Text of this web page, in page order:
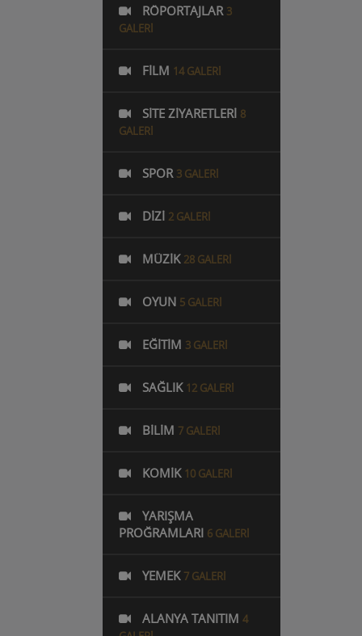
RÖPORTAJLAR 3
GALERI
FILM 14 GALERI
SITE ZIYARETLERI 8
GALERI
SPOR 3 GALERI
DIZI 2 GALERI
MÜZIK 28 GALERI
OYUN 5 GALERI
EĞITIM 3 GALERI
SAĞLIK 12 GALERI
BILIM 7 GALERI
KOMIK 10 GALERI
YARIŞMA
PROĞRAMLARI 6 GALERI
YEMEK 7 GALERI
ALANYA TANITIM 4